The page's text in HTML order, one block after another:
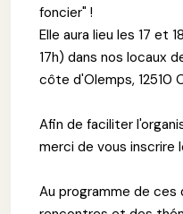
foncier" !
Elle aura lieu les 17 et
17h) dans nos locaux
côte d'Olemps, 12510
Afin de faciliter
merci de vous inscrire
Au programme de ces